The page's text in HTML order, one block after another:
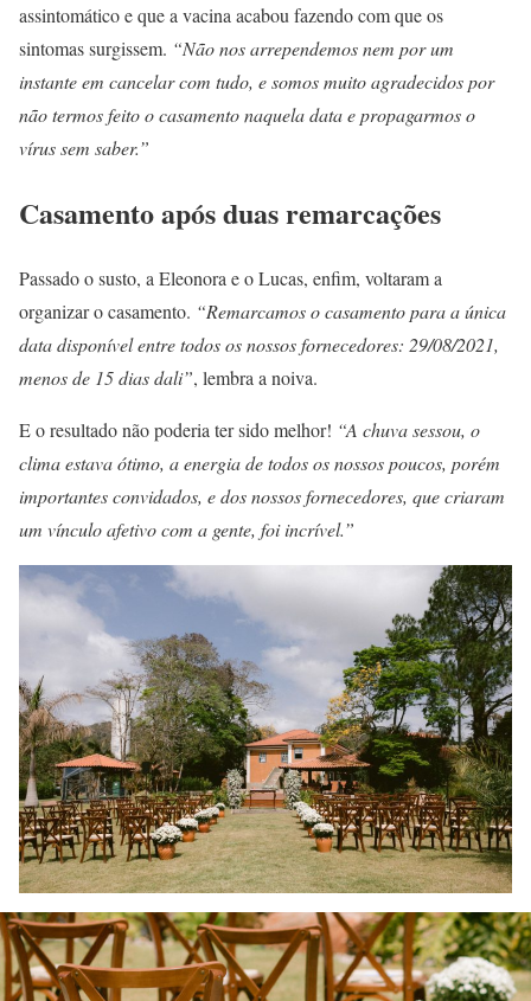
assintomático e que a vacina acabou fazendo com que os
sintomas surgissem. “Não nos arrependemos nem por um
instante em cancelar com tudo, e somos muito agradecidos por
não termos feito o casamento naquela data e propagarmos o
vírus sem saber.”
Casamento após duas remarcações
Passado o susto, a Eleonora e o Lucas, enfim, voltaram a
organizar o casamento. “Remarcamos o casamento para a única
data disponível entre todos os nossos fornecedores: 29/08/2021,
menos de 15 dias dali”, lembra a noiva.
E o resultado não poderia ter sido melhor! “A chuva sessou, o
clima estava ótimo, a energia de todos os nossos poucos, porém
importantes convidados, e dos nossos fornecedores, que criaram
um vínculo afetivo com a gente, foi incrível.”